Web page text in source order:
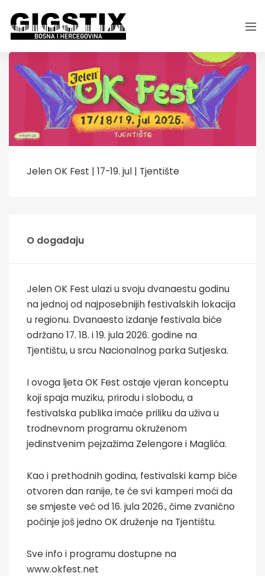
Jelen OK Fest | 17-19. jul | Tjentište
O događaju
Jelen OK Fest ulazi u svoju dvanaestu godinu
na jednoj od najposebnijih festivalskih lokacija
u regionu. Dvanaesto izdanje festivala biće
održano 17. 18. i 19. jula 2026. godine na
Tjentištu, u srcu Nacionalnog parka Sutjeska.
I ovoga ljeta OK Fest ostaje vjeran konceptu
koji spaja muziku, prirodu i slobodu, a
festivalska publika imaće priliku da uživa u
trodnevnom programu okruženom
jedinstvenim pejzažima Zelengore i Maglića.
Kao i prethodnih godina, festivalski kamp biće
otvoren dan ranije, te će svi kamperi moći da
se smjeste već od 16. jula 2026., čime zvanično
počinje još jedno OK druženje na Tjentištu.
Sve info i programu dostupne na
www.okfest.net